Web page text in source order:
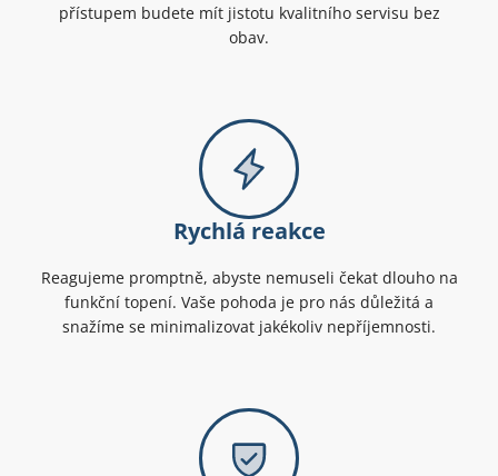
přístupem budete mít jistotu kvalitního servisu bez
obav.
Rychlá reakce
Reagujeme promptně, abyste nemuseli čekat dlouho na
funkční topení. Vaše pohoda je pro nás důležitá a
snažíme se minimalizovat jakékoliv nepříjemnosti.